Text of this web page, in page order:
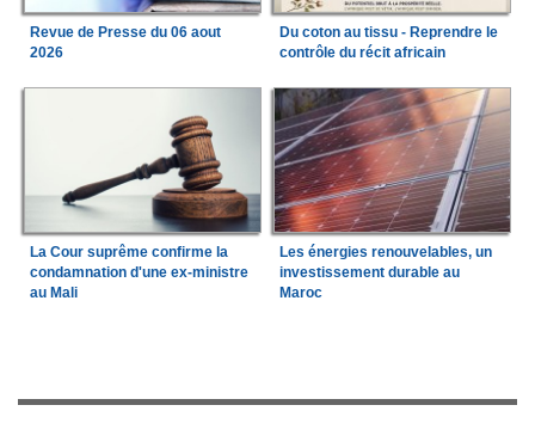
Revue de Presse du 06 aout
2026
Du coton au tissu - Reprendre le
contrôle du récit africain
La Cour suprême confirme la
condamnation d'une ex-ministre
au Mali
Les énergies renouvelables, un
investissement durable au
Maroc